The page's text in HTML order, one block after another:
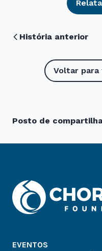
História anterior
Voltar para
Posto de
EVENTOS